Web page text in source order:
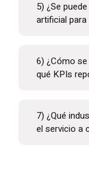
5) ¿Se
artificial
6) ¿Cómo
qué KPIs
7) ¿Qué
el servicio a